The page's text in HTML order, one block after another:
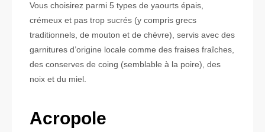
Vous choisirez parmi 5 types de yaourts épais,
crémeux et pas trop sucrés (y compris grecs
traditionnels, de mouton et de chèvre), servis avec des
garnitures d’origine locale comme des fraises fraîches,
des conserves de coing (semblable à la poire), des
noix et du miel.
Acropole